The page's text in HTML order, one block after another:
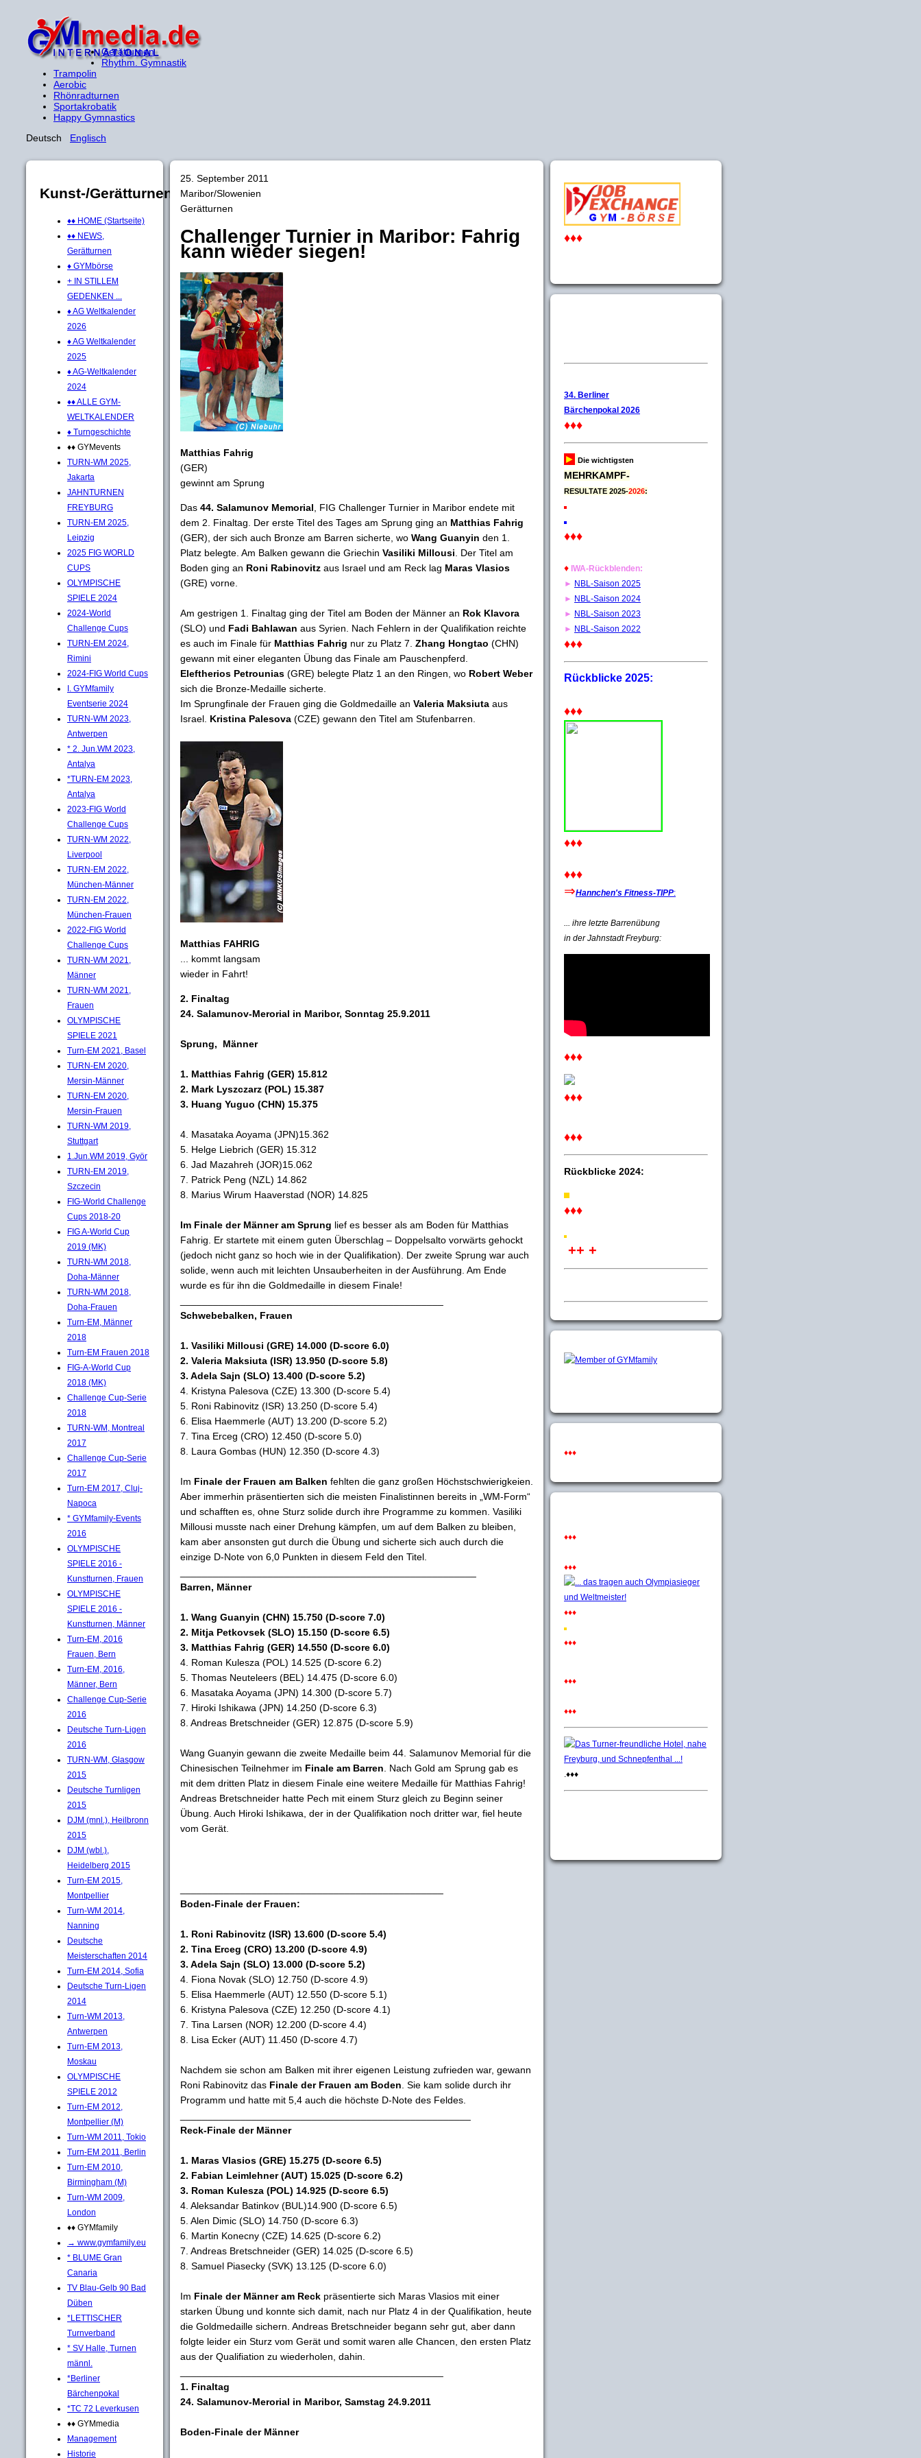
Gerätturnen
Rhythm. Gymnastik
Trampolin
Aerobic
Rhönradturnen
Sportakrobatik
Happy Gymnastics
Deutsch Englisch
Kunst-/Gerätturnen
♦♦ HOME (Startseite)
♦♦ NEWS,
Gerätturnen
♦ GYMbörse
+ IN STILLEM
GEDENKEN ...
♦ AG Weltkalender
2026
♦ AG Weltkalender
2025
♦ AG-Weltkalender
2024
♦♦ ALLE GYM-
WELTKALENDER
♦ Turngeschichte
♦♦ GYMevents
TURN-WM 2025,
Jakarta
JAHNTURNEN
FREYBURG
TURN-EM 2025,
Leipzig
2025 FIG WORLD
CUPS
OLYMPISCHE
SPIELE 2024
2024-World
Challenge Cups
TURN-EM 2024,
Rimini
2024-FIG World Cups
I. GYMfamily
Eventserie 2024
TURN-WM 2023,
Antwerpen
* 2. Jun.WM 2023,
Antalya
*TURN-EM 2023,
Antalya
2023-FIG World
Challenge Cups
TURN-WM 2022,
Liverpool
TURN-EM 2022,
München-Männer
TURN-EM 2022,
München-Frauen
2022-FIG World
Challenge Cups
TURN-WM 2021,
Männer
TURN-WM 2021,
Frauen
OLYMPISCHE
SPIELE 2021
Turn-EM 2021, Basel
TURN-EM 2020,
Mersin-Männer
TURN-EM 2020,
Mersin-Frauen
TURN-WM 2019,
Stuttgart
1.Jun.WM 2019, Györ
TURN-EM 2019,
Szczecin
FIG-World Challenge
Cups 2018-20
FIG A-World Cup
2019 (MK)
TURN-WM 2018,
Doha-Männer
TURN-WM 2018,
Doha-Frauen
Turn-EM, Männer
2018
Turn-EM Frauen 2018
FIG-A-World Cup
2018 (MK)
Challenge Cup-Serie
2018
TURN-WM, Montreal
2017
Challenge Cup-Serie
2017
Turn-EM 2017, Cluj-
Napoca
* GYMfamily-Events
2016
OLYMPISCHE
SPIELE 2016 -
Kunstturnen, Frauen
OLYMPISCHE
SPIELE 2016 -
Kunstturnen, Männer
Turn-EM, 2016
Frauen, Bern
Turn-EM, 2016,
Männer, Bern
Challenge Cup-Serie
2016
Deutsche Turn-Ligen
2016
TURN-WM, Glasgow
2015
Deutsche Turnligen
2015
DJM (mnl.), Heilbronn
2015
DJM (wbl.),
Heidelberg 2015
Turn-EM 2015,
Montpellier
Turn-WM 2014,
Nanning
Deutsche
Meisterschaften 2014
Turn-EM 2014, Sofia
Deutsche Turn-Ligen
2014
Turn-WM 2013,
Antwerpen
Turn-EM 2013,
Moskau
OLYMPISCHE
SPIELE 2012
Turn-EM 2012,
Montpellier (M)
Turn-WM 2011, Tokio
Turn-EM 2011, Berlin
Turn-EM 2010,
Birmingham (M)
Turn-WM 2009,
London
♦♦ GYMfamily
→ www.gymfamily.eu
* BLUME Gran
Canaria
TV Blau-Gelb 90 Bad
Düben
*LETTISCHER
Turnverband
* SV Halle, Turnen
männl.
*Berliner
Bärchenpokal
*TC 72 Leverkusen
♦♦ GYMmedia
Management
Historie
25. September 2011
Maribor/Slowenien
Gerätturnen
Challenger Turnier in Maribor: Fahrig
kann wieder siegen!
Matthias Fahrig
(GER)
gewinnt am Sprung
Das 44. Salamunov Memorial , FIG Challenger Turnier in Maribor endete mit
dem 2. Finaltag. Der erste Titel des Tages am Sprung ging an Matthias Fahrig
(GER), der sich auch Bronze am Barren sicherte, wo Wang Guanyin den 1.
Platz belegte. Am Balken gewann die Griechin Vasiliki Millousi . Der Titel am
Boden ging an Roni Rabinovitz aus Israel und am Reck lag Maras Vlasios
(GRE) vorne.
Am gestrigen 1. Finaltag ging der Titel am Boden der Männer an Rok Klavora
(SLO) und Fadi Bahlawan aus Syrien. Nach Fehlern in der Qualifikation reichte
es auch im Finale für Matthias Fahrig nur zu Platz 7. Zhang Hongtao (CHN)
gewann mit einer eleganten Übung das Finale am Pauschenpferd.
Eleftherios Petrounias (GRE) belegte Platz 1 an den Ringen, wo Robert Weber
sich die Bronze-Medaille sicherte.
Im Sprungfinale der Frauen ging die Goldmedaille an Valeria Maksiuta aus
Israel. Kristina Palesova (CZE) gewann den Titel am Stufenbarren.
Matthias FAHRIG
... kommt langsam
wieder in Fahrt!
2. Finaltag
24. Salamunov-Merorial in Maribor, Sonntag 25.9.2011
Sprung, Männer
1. Matthias Fahrig (GER) 15.812
2. Mark Lyszczarz (POL) 15.387
3. Huang Yuguo (CHN) 15.375
4. Masataka Aoyama (JPN)15.362
5. Helge Liebrich (GER) 15.312
6. Jad Mazahreh (JOR)15.062
7. Patrick Peng (NZL) 14.862
8. Marius Wirum Haaverstad (NOR) 14.825
Im Finale der Männer am Sprung lief es besser als am Boden für Matthias
Fahrig. Er startete mit einem guten Überschlag – Doppelsalto vorwärts gehockt
(jedoch nicht ganz so hoch wie in der Qualifikation). Der zweite Sprung war auch
solide, wenn auch mit leichten Unsauberheiten in der Ausführung. Am Ende
wurde es für ihn die Goldmedaille in diesem Finale!
Schwebebalken, Frauen
1. Vasiliki Millousi (GRE) 14.000 (D-score 6.0)
2. Valeria Maksiuta (ISR) 13.950 (D-score 5.8)
3. Adela Sajn (SLO) 13.400 (D-score 5.2)
4. Kristyna Palesova (CZE) 13.300 (D-score 5.4)
5. Roni Rabinovitz (ISR) 13.250 (D-score 5.4)
6. Elisa Haemmerle (AUT) 13.200 (D-score 5.2)
7. Tina Erceg (CRO) 12.450 (D-score 5.0)
8. Laura Gombas (HUN) 12.350 (D-score 4.3)
Im Finale der Frauen am Balken fehlten die ganz großen Höchstschwierigkeien.
Aber immerhin präsentierten sich die meisten Finalistinnen bereits in „WM-Form“
und schafften es, ohne Sturz solide durch ihre Programme zu kommen. Vasiliki
Millousi musste nach einer Drehung kämpfen, um auf dem Balken zu bleiben,
kam aber ansonsten gut durch die Übung und sicherte sich auch durch die
einzige D-Note von 6,0 Punkten in diesem Feld den Titel.
Barren, Männer
1. Wang Guanyin (CHN) 15.750 (D-score 7.0)
2. Mitja Petkovsek (SLO) 15.150 (D-score 6.5)
3. Matthias Fahrig (GER) 14.550 (D-score 6.0)
4. Roman Kulesza (POL) 14.525 (D-score 6.2)
5. Thomas Neuteleers (BEL) 14.475 (D-score 6.0)
6. Masataka Aoyama (JPN) 14.300 (D-score 5.7)
7. Hiroki Ishikawa (JPN) 14.250 (D-score 6.3)
8. Andreas Bretschneider (GER) 12.875 (D-score 5.9)
Wang Guanyin gewann die zweite Medaille beim 44. Salamunov Memorial für die
Chinesischen Teilnehmer im Finale am Barren . Nach Gold am Sprung gab es
mit dem dritten Platz in diesem Finale eine weitere Medaille für Matthias Fahrig!
Andreas Bretschneider hatte Pech mit einem Sturz gleich zu Beginn seiner
Übung. Auch Hiroki Ishikawa, der in der Qualifikation noch dritter war, fiel heute
vom Gerät.
Boden-Finale der Frauen:
1. Roni Rabinovitz (ISR) 13.600 (D-score 5.4)
2. Tina Erceg (CRO) 13.200 (D-score 4.9)
3. Adela Sajn (SLO) 13.000 (D-score 5.2)
4. Fiona Novak (SLO) 12.750 (D-score 4.9)
5. Elisa Haemmerle (AUT) 12.550 (D-score 5.1)
6. Kristyna Palesova (CZE) 12.250 (D-score 4.1)
7. Tina Larsen (NOR) 12.200 (D-score 4.4)
8. Lisa Ecker (AUT) 11.450 (D-score 4.7)
Nachdem sie schon am Balken mit ihrer eigenen Leistung zufrieden war, gewann
Roni Rabinovitz das Finale der Frauen am Boden . Sie kam solide durch ihr
Programm und hatte mit 5,4 auch die höchste D-Note des Feldes.
Reck-Finale der Männer
1. Maras Vlasios (GRE) 15.275 (D-score 6.5)
2. Fabian Leimlehner (AUT) 15.025 (D-score 6.2)
3. Roman Kulesza (POL) 14.925 (D-score 6.5)
4. Aleksandar Batinkov (BUL)14.900 (D-score 6.5)
5. Alen Dimic (SLO) 14.750 (D-score 6.3)
6. Martin Konecny (CZE) 14.625 (D-score 6.2)
7. Andreas Bretschneider (GER) 14.025 (D-score 6.5)
8. Samuel Piasecky (SVK) 13.125 (D-score 6.0)
Im Finale der Männer am Reck präsentierte sich Maras Vlasios mit einer
starken Übung und konnte sich damit, nach nur Platz 4 in der Qualifikation, heute
die Goldmedaille sichern. Andreas Bretschneider begann sehr gut, aber dann
folgte leider ein Sturz vom Gerät und somit waren alle Chancen, den ersten Platz
aus der Qualifiation zu wiederholen, dahin.
1. Finaltag
24. Salamunov-Merorial in Maribor, Samstag 24.9.2011
Boden-Finale der Männer
♦♦♦
34. Berliner
Bärchenpokal 2026
♦♦♦
► Die wichtigsten
MEHRKAMPF-
RESULTATE 2025-2026:
♦♦♦
♦ IWA-Rückblenden:
► NBL-Saison 2025
► NBL-Saison 2024
► NBL-Saison 2023
► NBL-Saison 2022
♦♦♦
Rückblicke 2025:
♦♦♦
♦♦♦
♦♦♦
⇒Hannchen's Fitness-TIPP:
... ihre letzte Barrenübung
in der Jahnstadt Freyburg:
♦♦♦
♦♦♦
♦♦♦
Rückblicke 2024:
♦♦♦
++ +
♦♦♦
♦♦♦
♦♦♦
♦♦♦
♦♦♦
♦♦♦
♦♦♦
.♦♦♦